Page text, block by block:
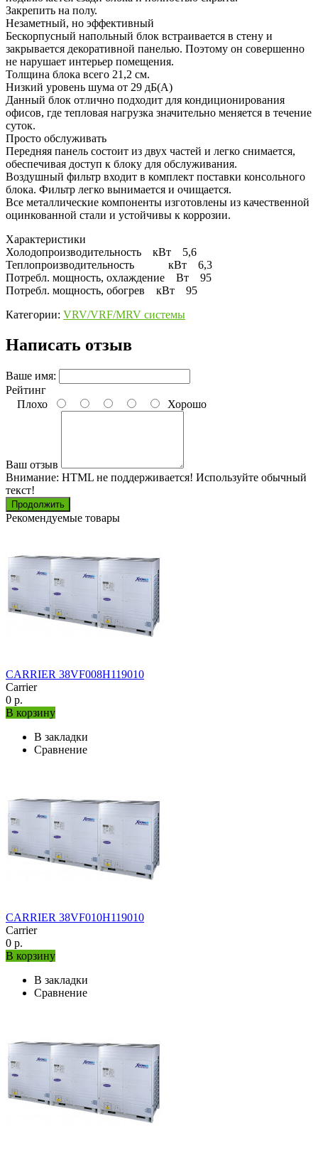
Закрепить на полу.
Незаметный, но эффективный
Бескорпусный напольный блок встраивается в стену и
закрывается декоративной панелью. Поэтому он совершенно
не нарушает интерьер помещения.
Толщина блока всего 21,2 см.
Низкий уровень шума от 29 дБ(А)
Данный блок отлично подходит для кондиционирования
офисов, где тепловая нагрузка значительно меняется в течение
суток.
Просто обслуживать
Передняя панель состоит из двух частей и легко снимается,
обеспечивая доступ к блоку для обслуживания.
Воздушный фильтр входит в комплект поставки консольного
блока. Фильтр легко вынимается и очищается.
Все металлические компоненты изготовлены из качественной
оцинкованной стали и устойчивы к коррозии.
Характеристики
Холодопроизводительность кВт 5,6
Теплопроизводительность кВт 6,3
Потребл. мощность, охлаждение Вт 95
Потребл. мощность, обогрев кВт 95
Категории: VRV/VRF/MRV системы
Написать отзыв
Ваше имя:
Рейтинг
Плохо
Хорошо
Ваш отзыв
Внимание: HTML не поддерживается! Используйте обычный
текст!
Продолжить
Рекомендуемые товары
CARRIER 38VF008H119010
Carrier
0 р.
В корзину
В закладки
Сравнение
CARRIER 38VF010H119010
Carrier
0 р.
В корзину
В закладки
Сравнение